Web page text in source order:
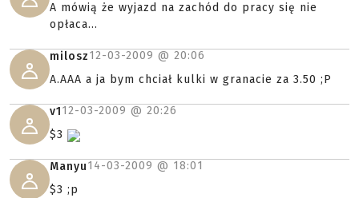
A mówią że wyjazd na zachód do pracy się nie
opłaca...
milosz12-03-2009 @ 20:06
A.AAA a ja bym chciał kulki w granacie za 3.50 ;P
v112-03-2009 @ 20:26
$3
Manyu14-03-2009 @ 18:01
$3 ;p